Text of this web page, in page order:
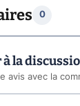
0
la
avis avec la